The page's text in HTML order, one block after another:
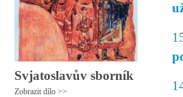
Svjatoslavův sborník
Zobrazit dílo >>